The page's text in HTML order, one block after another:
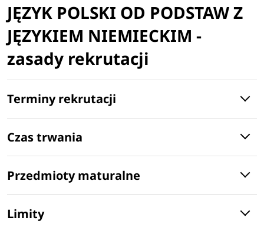
JĘZYK POLSKI OD PODSTAW Z
JĘZYKIEM NIEMIECKIM -
zasady rekrutacji
Terminy rekrutacji
Czas trwania
Przedmioty maturalne
Limity